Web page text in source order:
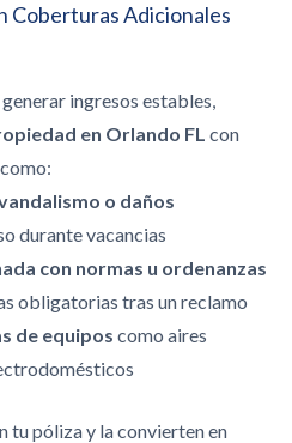
Coberturas Adicionales
ingresos estables,
en Orlando FL con
o daños
durante vacancias
con normas u ordenanzas
obligatorias tras un reclamo
de equipos como aires
tu póliza y la convierten en